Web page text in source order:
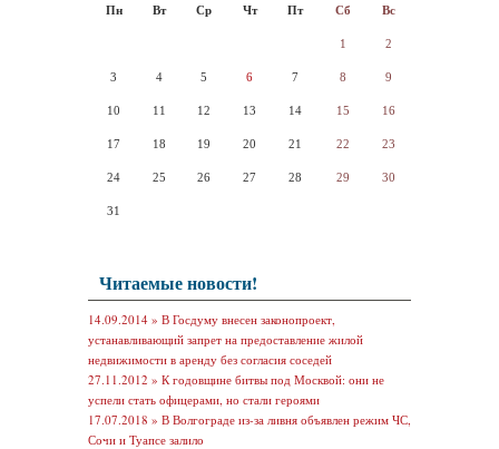
Пн Вт Ср Чт Пт Сб Вс
1 2
3 4 5 6 7 8 9
10 11 12 13 14 15 16
17 18 19 20 21 22 23
24 25 26 27 28 29 30
31
Читаемые новости!
14.09.2014 » В Госдуму внесен законопроект,
устанавливающий запрет на предоставление жилой
недвижимости в аренду без согласия соседей
27.11.2012 » К годовщине битвы под Москвой: они не
успели стать офицерами, но стали героями
17.07.2018 » В Волгограде из-за ливня объявлен режим ЧС,
Сочи и Туапсе залило